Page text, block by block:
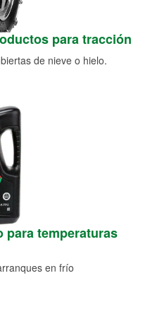
para tracción
de nieve o hielo.
para temperaturas
en frío